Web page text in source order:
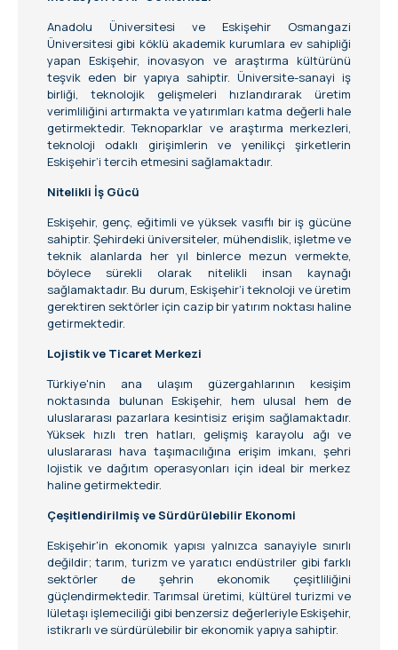
Anadolu Üniversitesi ve Eskişehir Osmangazi
Üniversitesi gibi köklü akademik kurumlara ev sahipliği
yapan Eskişehir, inovasyon ve araştırma kültürünü
teşvik eden bir yapıya sahiptir. Üniversite-sanayi iş
birliği, teknolojik gelişmeleri hızlandırarak üretim
verimliliğini artırmakta ve yatırımları katma değerli hale
getirmektedir. Teknoparklar ve araştırma merkezleri,
teknoloji odaklı girişimlerin ve yenilikçi şirketlerin
Eskişehir’i tercih etmesini sağlamaktadır.
Nitelikli İş Gücü
Eskişehir, genç, eğitimli ve yüksek vasıflı bir iş gücüne
sahiptir. Şehirdeki üniversiteler, mühendislik, işletme ve
teknik alanlarda her yıl binlerce mezun vermekte,
böylece sürekli olarak nitelikli insan kaynağı
sağlamaktadır. Bu durum, Eskişehir’i teknoloji ve üretim
gerektiren sektörler için cazip bir yatırım noktası haline
getirmektedir.
Lojistik ve Ticaret Merkezi
Türkiye'nin ana ulaşım güzergahlarının kesişim
noktasında bulunan Eskişehir, hem ulusal hem de
uluslararası pazarlara kesintisiz erişim sağlamaktadır.
Yüksek hızlı tren hatları, gelişmiş karayolu ağı ve
uluslararası hava taşımacılığına erişim imkanı, şehri
lojistik ve dağıtım operasyonları için ideal bir merkez
haline getirmektedir.
Çeşitlendirilmiş ve Sürdürülebilir Ekonomi
Eskişehir'in ekonomik yapısı yalnızca sanayiyle sınırlı
değildir; tarım, turizm ve yaratıcı endüstriler gibi farklı
sektörler de şehrin ekonomik çeşitliliğini
güçlendirmektedir. Tarımsal üretimi, kültürel turizmi ve
lületaşı işlemeciliği gibi benzersiz değerleriyle Eskişehir,
istikrarlı ve sürdürülebilir bir ekonomik yapıya sahiptir.